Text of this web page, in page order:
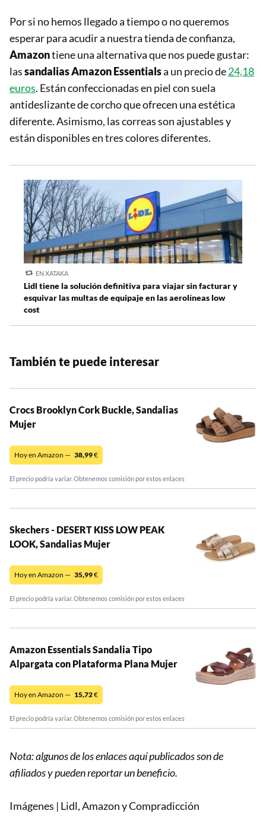
Por si no hemos llegado a tiempo o no queremos
esperar para acudir a nuestra tienda de confianza,
Amazontiene una alternativa que nos puede gustar:
lassandalias Amazon Essentialsa un precio de24,18
euros. Están confeccionadas en piel con suela
antideslizante de corcho que ofrecen una estética
diferente. Asimismo, las correas son ajustables y
están disponibles en tres colores diferentes.
EN XATAKA
Lidl tiene la solución definitiva para viajar sin facturar y
esquivar las multas de equipaje en las aerolíneas low
cost
También te puede interesar
Crocs Brooklyn Cork Buckle, Sandalias
Mujer
Hoy en Amazon — 38,99€
El precio podría variar. Obtenemos comisión por estos enlaces
Skechers - DESERT KISS LOW PEAK
LOOK, Sandalias Mujer
Hoy en Amazon — 35,99€
El precio podría variar. Obtenemos comisión por estos enlaces
Amazon Essentials Sandalia Tipo
Alpargata con Plataforma Plana Mujer
Hoy en Amazon — 15,72€
El precio podría variar. Obtenemos comisión por estos enlaces
Nota: algunos de los enlaces aquí publicados son de
afiliados y pueden reportar un beneficio.
Imágenes | Lidl, Amazon y Compradicción